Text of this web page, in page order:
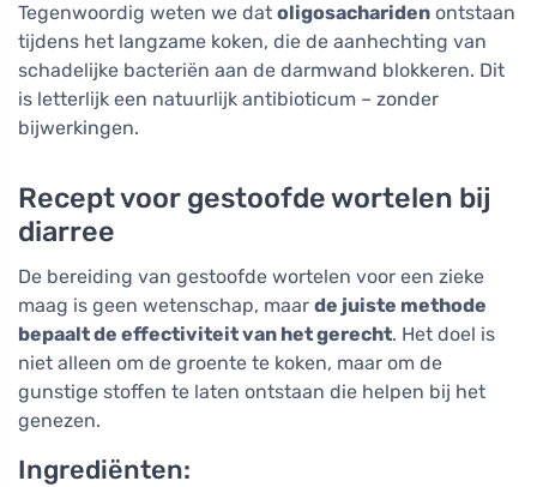
Tegenwoordig weten we dat oligosachariden ontstaan
tijdens het langzame koken, die de aanhechting van
schadelijke bacteriën aan de darmwand blokkeren. Dit
is letterlijk een natuurlijk antibioticum – zonder
bijwerkingen.
Recept voor gestoofde wortelen bij
diarree
De bereiding van gestoofde wortelen voor een zieke
maag is geen wetenschap, maar de juiste methode
bepaalt de effectiviteit van het gerecht. Het doel is
niet alleen om de groente te koken, maar om de
gunstige stoffen te laten ontstaan die helpen bij het
genezen.
Ingrediënten: